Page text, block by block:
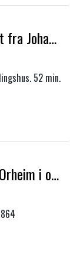
Gunnar Holth." Nådeglimt fra Johannes evangeliet.
52 min.
Gunnar Holth. " Mathias Orheim i ord og toner "